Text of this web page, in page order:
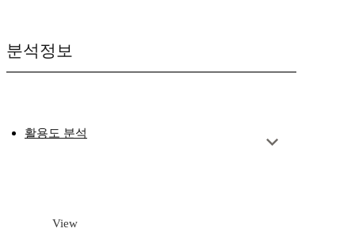
분석정보
활용도 분석
View